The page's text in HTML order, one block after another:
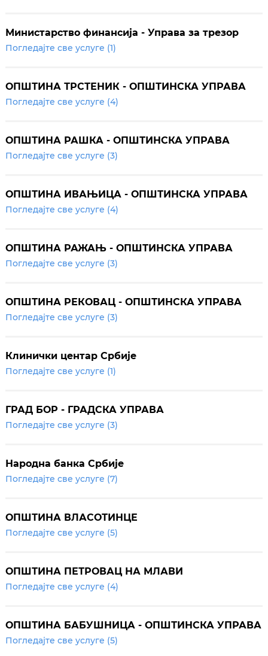
Министарство финансија - Управа за трезор
Погледајте све услуге (1)
ОПШТИНА ТРСТЕНИК - ОПШТИНСКА УПРАВА
Погледајте све услуге (4)
ОПШТИНА РАШКА - ОПШТИНСКА УПРАВА
Погледајте све услуге (3)
ОПШТИНА ИВАЊИЦА - ОПШТИНСКА УПРАВА
Погледајте све услуге (4)
ОПШТИНА РАЖАЊ - ОПШТИНСКА УПРАВА
Погледајте све услуге (3)
ОПШТИНА РЕКОВАЦ - ОПШТИНСКА УПРАВА
Погледајте све услуге (3)
Клинички центар Србије
Погледајте све услуге (1)
ГРАД БОР - ГРАДСКА УПРАВА
Погледајте све услуге (3)
Народна банка Србије
Погледајте све услуге (7)
ОПШТИНА ВЛАСОТИНЦЕ
Погледајте све услуге (5)
ОПШТИНА ПЕТРОВАЦ НА МЛАВИ
Погледајте све услуге (4)
ОПШТИНА БАБУШНИЦА - ОПШТИНСКА УПРАВА
Погледајте све услуге (5)